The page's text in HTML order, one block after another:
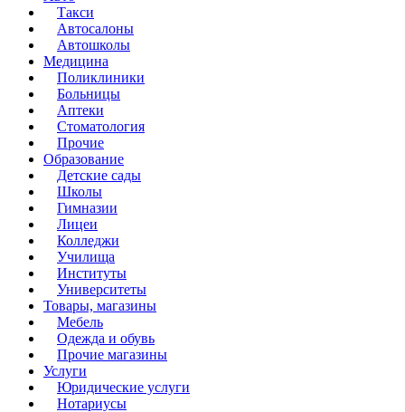
Такси
Автосалоны
Автошколы
Медицина
Поликлиники
Больницы
Аптеки
Стоматология
Прочие
Образование
Детские сады
Школы
Гимназии
Лицеи
Колледжи
Училища
Институты
Университеты
Товары, магазины
Мебель
Одежда и обувь
Прочие магазины
Услуги
Юридические услуги
Нотариусы